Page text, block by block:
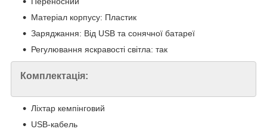
Матеріал корпусу: Пластик
Заряджання: Від USB та сонячної батареї
Регулювання яскравості світла: так
Комплектація:
Ліхтар кемпінговий
USB-кабель